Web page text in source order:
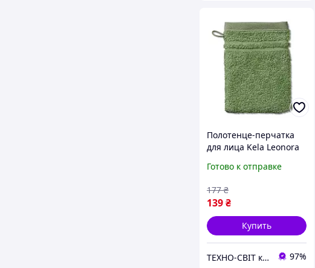
Полотенце-перчатка
для лица Kela Leonora
зеленый мох
Готово к отправке
139₴
177 ₴
Купить
ТЕХНО-СВІТ компьютерна техніка, мобільні аксесуари, електронна техніка та багато іншого. 97%